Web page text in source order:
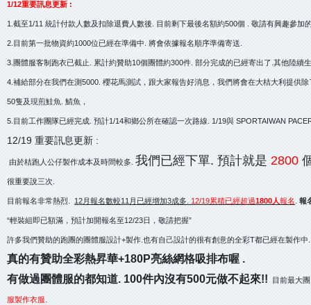
1/12重要訊息更新 :
1.截至1/11 統計付款人數及扣除退費人數後. 目前剩下最後名額約500個 . 敬請有興趣參加
2.目前第一批物資約1000位已經在準備中. 將會依據報名順序準備寄送.
3.團體服客制跑衣已截止. 累計約贊助10個團體約300件. 部分完成的已經寄出了.其他陸續
4.補給部分在我們在測5000. 櫻花馬測試，跟大家報告好消息，我們將會在大桔大利提供
50隻及現煎鮭魚. 鯖魚，
5.目前工作團隊已經完成. 預計1/14和鄉公所在確認一次路線. 1/19與 SPORTAIWAN
12/19 重要訊息更新 :
由於桔跑人公仔製作成本及時間較多. 我們已經下單. 預計就是 2800
很重要說三次.
目前報名非常熱烈. 12月報名數較11月已經增加3成多. 12/19累積已經超過1800人報名 報
“輕裝組即已額滿，預計加開報名至12/23日，敬請把握”
許多我們贊助的跑團的團體服設計+製作.也有自己設計的很有創意的全彩T都已經在製作中.
真的有贊助全彩熱昇華+180P亮絲網格吸排布喔 .
有做過團體服的都知道. 100件內沒有500元做不起來!! 目前最大
服製作衣服